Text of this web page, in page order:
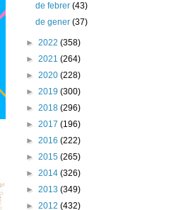
de febrer(43)
de gener(37)
► 2022 (358)
► 2021 (264)
► 2020 (228)
► 2019 (300)
► 2018 (296)
► 2017 (196)
► 2016 (222)
► 2015 (265)
► 2014 (326)
► 2013 (349)
► 2012 (432)